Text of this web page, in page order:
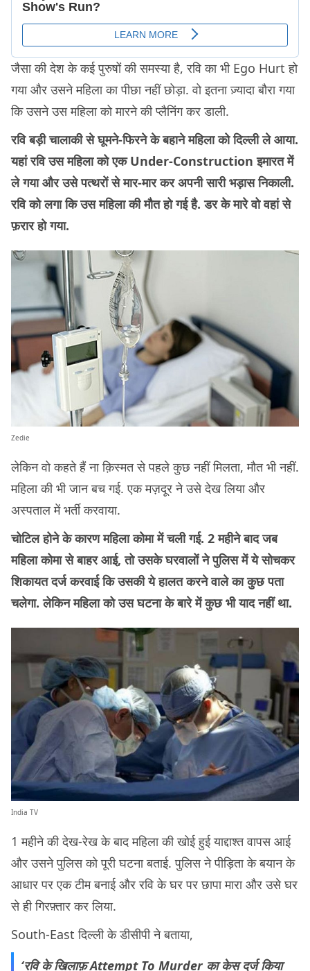
जैसा की देश के कई पुरुषों की समस्या है, रवि का भी Ego Hurt हो
गया और उसने महिला का पीछा नहीं छोड़ा. वो इतना ज़्यादा बौरा गया
कि उसने उस महिला को मारने की प्लैनिंग कर डाली.
रवि बड़ी चालाकी से घूमने-फिरने के बहाने महिला को दिल्ली ले आया.
यहां रवि उस महिला को एक Under-Construction इमारत में
ले गया और उसे पत्थरों से मार-मार कर अपनी सारी भड़ास निकाली.
रवि को लगा कि उस महिला की मौत हो गई है. डर के मारे वो वहां से
फ़रार हो गया.
Zedie
लेकिन वो कहते हैं ना क़िस्मत से पहले कुछ नहीं मिलता, मौत भी नहीं.
महिला की भी जान बच गई. एक मज़दूर ने उसे देख लिया और
अस्पताल में भर्ती करवाया.
चोटिल होने के कारण महिला कोमा में चली गई. 2 महीने बाद जब
महिला कोमा से बाहर आई, तो उसके घरवालों ने पुलिस में ये सोचकर
शिकायत दर्ज करवाई कि उसकी ये हालत करने वाले का कुछ पता
चलेगा. लेकिन महिला को उस घटना के बारे में कुछ भी याद नहीं था.
India TV
1 महीने की देख-रेख के बाद महिला की खोई हुई याद्दाश्त वापस आई
और उसने पुलिस को पूरी घटना बताई. पुलिस ने पीड़िता के बयान के
आधार पर एक टीम बनाई और रवि के घर पर छापा मारा और उसे घर
से ही गिरफ़्तार कर लिया.
South-East दिल्ली के डीसीपी ने बताया,
‘रवि के खिलाफ़ Attempt To Murder का केस दर्ज किया